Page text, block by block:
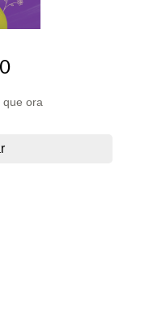
que ora